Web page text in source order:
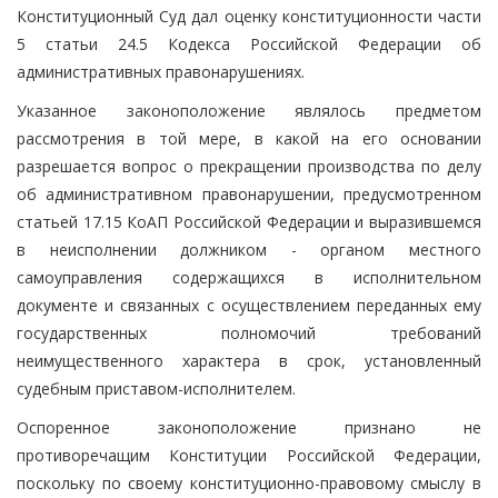
Конституционный Суд дал оценку конституционности части
5 статьи 24.5 Кодекса Российской Федерации об
административных правонарушениях.
Указанное законоположение являлось предметом
рассмотрения в той мере, в какой на его основании
разрешается вопрос о прекращении производства по делу
об административном правонарушении, предусмотренном
статьей 17.15 КоАП Российской Федерации и выразившемся
в неисполнении должником - органом местного
самоуправления содержащихся в исполнительном
документе и связанных с осуществлением переданных ему
государственных полномочий требований
неимущественного характера в срок, установленный
судебным приставом-исполнителем.
Оспоренное законоположение признано не
противоречащим Конституции Российской Федерации,
поскольку по своему конституционно-правовому смыслу в